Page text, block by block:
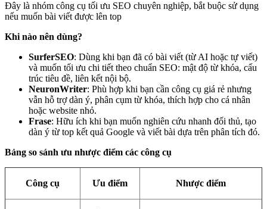
Đây là nhóm công cụ tối ưu SEO chuyên nghiệp, bắt buộc sử dụng
nếu muốn bài viết được lên top
Khi nào nên dùng?
SurferSEO: Dùng khi bạn đã có bài viết (từ AI hoặc tự viết)
và muốn tối ưu chi tiết theo chuẩn SEO: mật độ từ khóa, cấu
trúc tiêu đề, liên kết nội bộ.
NeuronWriter: Phù hợp khi bạn cần công cụ giá rẻ nhưng
vẫn hỗ trợ dàn ý, phân cụm từ khóa, thích hợp cho cá nhân
hoặc website nhỏ.
Frase: Hữu ích khi bạn muốn nghiên cứu nhanh đối thủ, tạo
dàn ý từ top kết quả Google và viết bài dựa trên phân tích đó.
Bảng so sánh ưu nhược điểm các công cụ
Công cụ Ưu điểm Nhược điểm